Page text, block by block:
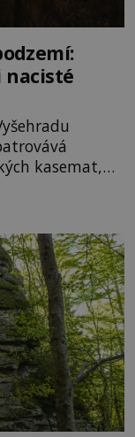
nacisté
kasemat,
poklady.
Vltavou
ve svých